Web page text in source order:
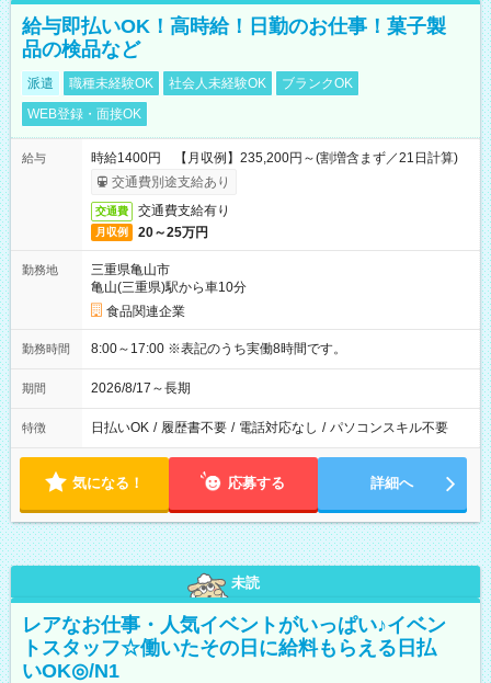
給与即払いOK！高時給！日勤のお仕事！菓子製
品の検品など
派遣 職種未経験OK 社会人未経験OK
ブランクOK
WEB登録・面接OK
給与
時給1400円 【月収例】235,200円～(割増含まず／21日計算)
交通費別途支給あり
交通費 交通費支給有り
月収例 20～25万円
勤務地
三重県亀山市
亀山(三重県)駅から車10分
食品関連企業
勤務時間 8:00～17:00 ※表記のうち実働8時間です。
期間 2026/8/17～長期
特徴 日払いOK / 履歴書不要 / 電話対応なし / パソコンスキル不要
気になる！ 応募する 詳細へ
未読
レアなお仕事・人気イベントがいっぱい♪イベン
トスタッフ☆働いたその日に給料もらえる日払
いOK◎/N1